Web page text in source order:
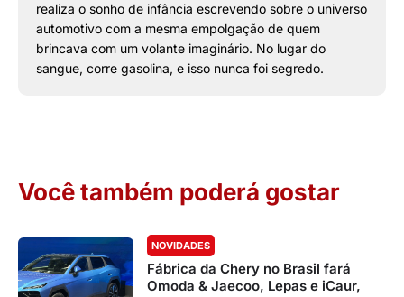
realiza o sonho de infância escrevendo sobre o universo
automotivo com a mesma empolgação de quem
brincava com um volante imaginário. No lugar do
sangue, corre gasolina, e isso nunca foi segredo.
Você também poderá gostar
NOVIDADES
Fábrica da Chery no Brasil fará
Omoda & Jaecoo, Lepas e iCaur,